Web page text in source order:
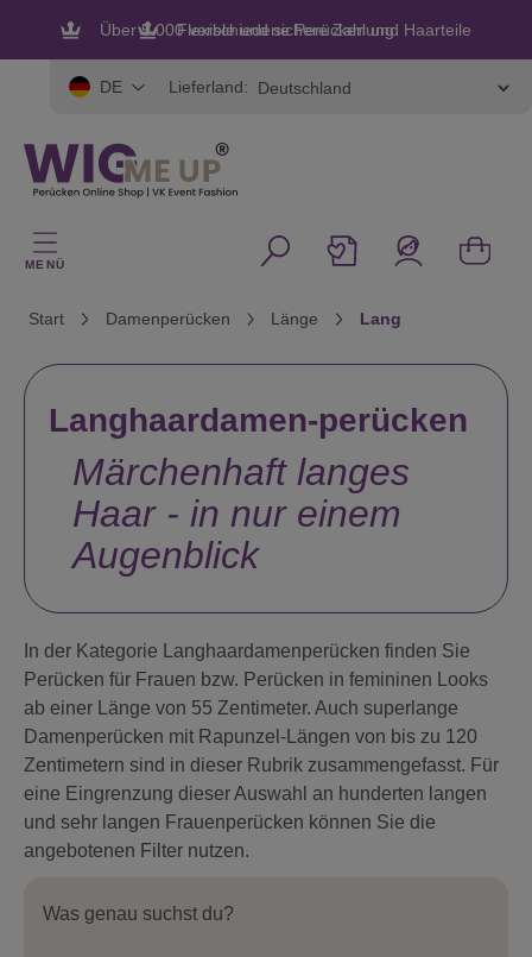
springen Flexible und sichere Zahlung
DE Lieferland:
MENÜ
Start Damenperücken Länge Lang
Was genau suchst du?
Langhaardamen-perücken
Märchenhaft langes
Haar - in nur einem
Augenblick
In der Kategorie Langhaardamenperücken finden Sie
Perücken für Frauen bzw. Perücken in femininen Looks
ab einer Länge von 55 Zentimeter. Auch superlange
Damenperücken mit Rapunzel-Längen von bis zu 120
Zentimetern sind in dieser Rubrik zusammengefasst. Für
eine Eingrenzung dieser Auswahl an hunderten langen
und sehr langen Frauenperücken können Sie die
angebotenen Filter nutzen.